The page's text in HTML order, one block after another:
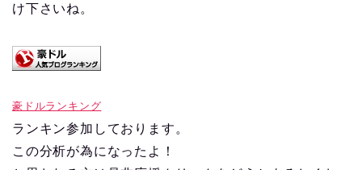
け下さいね。
豪ドルランキング
ランキン参加しております。
この分析が為になったよ！